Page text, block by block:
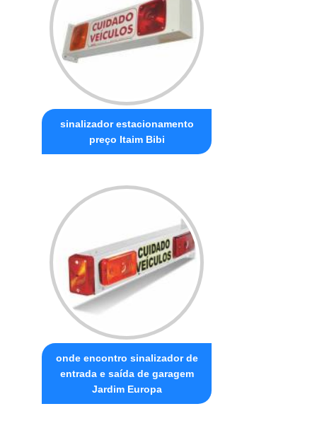
sinalizador estacionamento
preço Itaim Bibi
onde encontro sinalizador de
entrada e saída de garagem
Jardim Europa